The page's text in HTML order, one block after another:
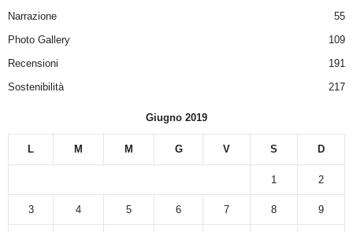
Narrazione
55
Photo Gallery
109
Recensioni
191
Sostenibilità
217
Giugno 2019
L M M G V S D
1 2
3 4 5 6 7 8 9